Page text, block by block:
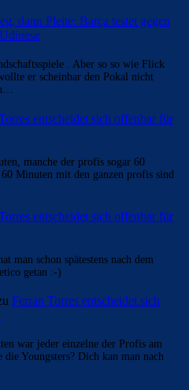
dann Pleite: Barça testet gegen
. Aber so so wie Flick
er scheinbar den Pokal nicht
entscheidet sich offenbar für
manche der profis sogar 60
Minuten mit den ganzen profis sind
entscheidet sich offenbar für
man schon spätestens nach dem
getan :-)
Ferran Torres entscheidet sich
war jeder einzelne der Profis am
Youngsters? Dich kan man nach